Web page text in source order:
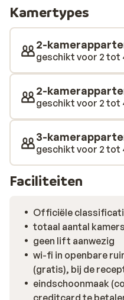
verderop aan een licht
de pistes kunt
Talwinkel zijn goed
nodig hebt voor een
gezellige avond wilt
woonkamer of een
ingerichte keuken, hier
bieden een prachtig
de Alpen.
Kamertypes
2-
geschikt voor 2 tot
2-
geschikt voor 2 tot
3-
geschikt voor 2 tot
Faciliteiten
Officiële
totaal aantal
geen lift aanwezig
wi-fi in openbare
(gratis), bij de
eindschoonmaak
creditcard te